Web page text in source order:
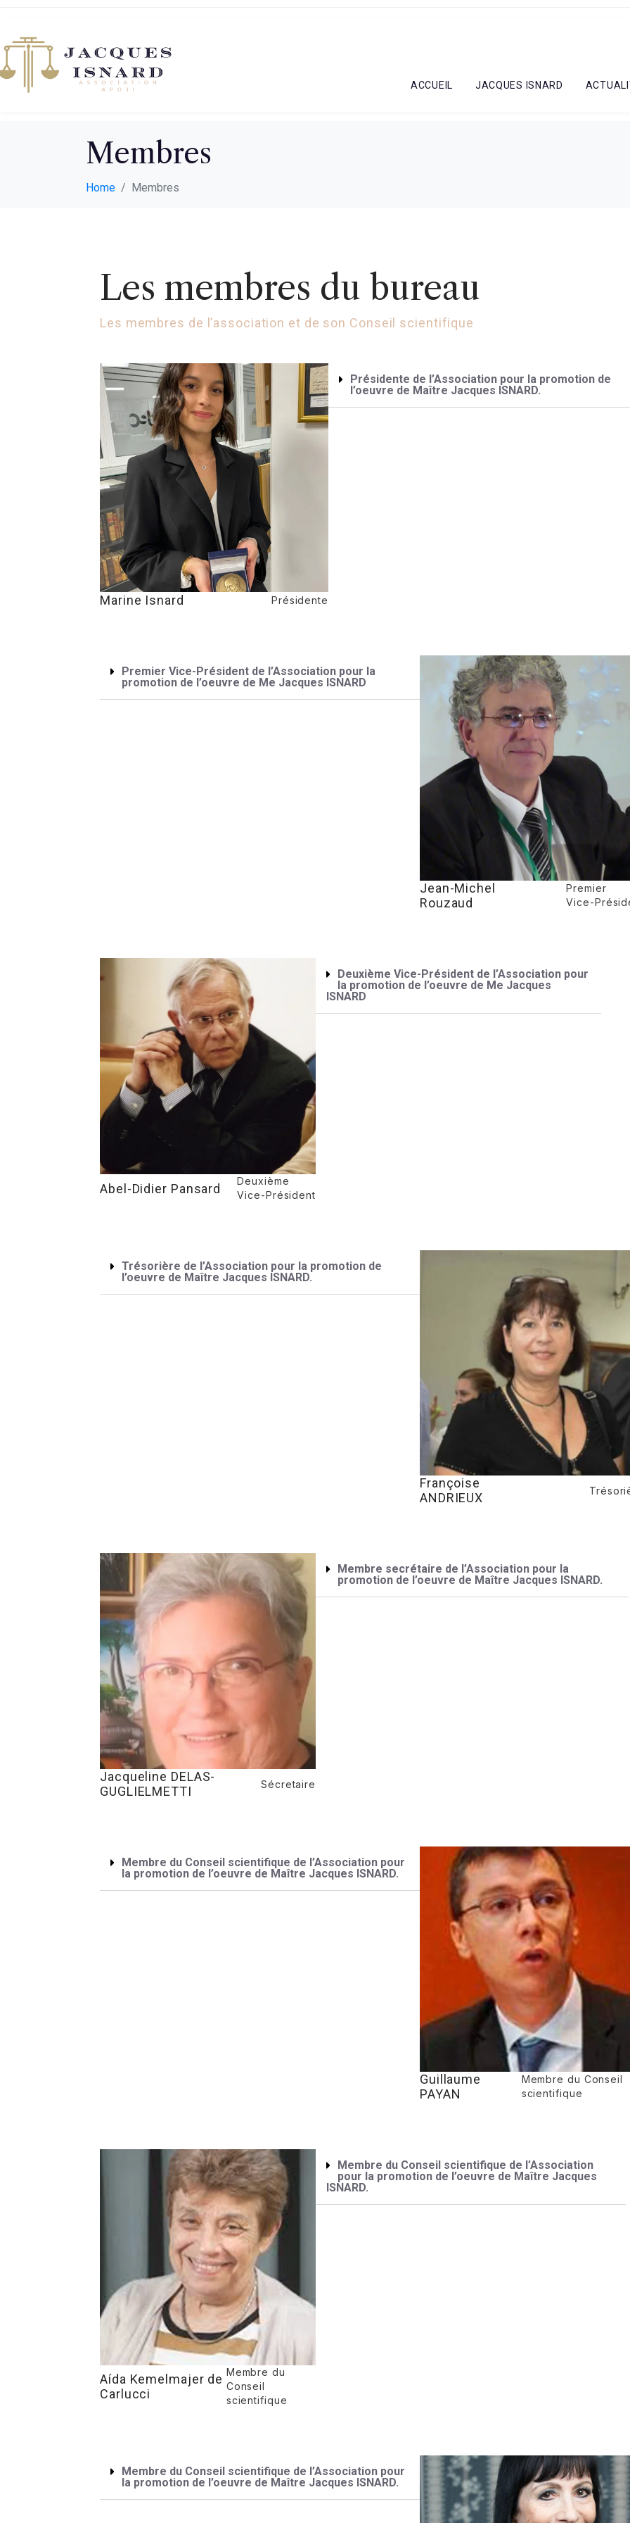
ACCUEIL JACQUES ISNARD
Membres
Home Membres
Les membres du bureau
Les membres de l’association et de son Conseil scientifique
Marine Isnard Présidente
Présidente de l’Association pour la promotion de
l’oeuvre de Maître Jacques ISNARD.
Premier Vice-Président de l’Association pour la
promotion de l’oeuvre de Me Jacques ISNARD
Jean-Michel
Rouzaud
Premier
Vice-
Abel-Didier Pansard
Deuxième
Vice-Président​
Deuxième Vice-Président de l’Association pour
la promotion de l’oeuvre de Me Jacques
ISNARD
Trésorière de l’Association pour la promotion de
l’oeuvre de Maître Jacques ISNARD.
Françoise
ANDRIEUX
Jacqueline DELAS-
GUGLIELMETTI​
Sécretaire
Membre secrétaire de l’Association pour la
promotion de l’oeuvre de Maître Jacques ISNARD.
Membre du Conseil scientifique de l’Association pour
la promotion de l’oeuvre de Maître Jacques ISNARD.
Guillaume
PAYAN
Membre du Conseil
scientifique
Aída Kemelmajer de
Carlucci
Membre du
Conseil
scientifique
Membre du Conseil scientifique de l’Association
pour la promotion de l’oeuvre de Maître Jacques
ISNARD.
Membre du Conseil scientifique de l’Association pour
la promotion de l’oeuvre de Maître Jacques ISNARD.